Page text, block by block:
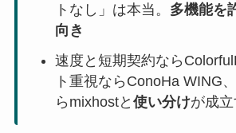
トなし」は本当。 多機能を
向き
速度と短期契約なら
ト重視ならConoHa WING
らmixhostと 使い分けが成立